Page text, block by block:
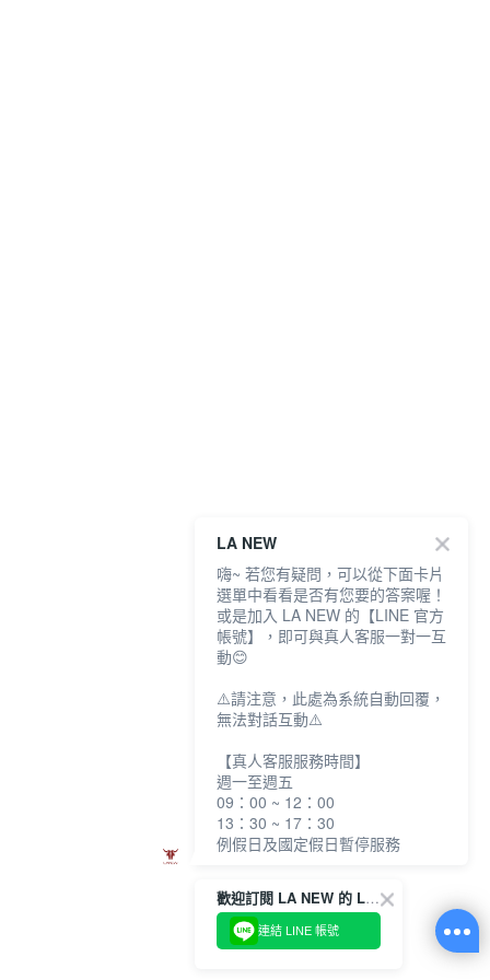
歡迎訂閱 LA NEW 的 LINE 官方帳號
連結 LINE 帳號
LA NEW
嗨~ 若您有疑問，可以從下面卡片
選單中看看是否有您要的答案喔！
或是加入 LA NEW 的【LINE 官方
帳號】，即可與真人客服一對一互
動😊
⚠️請注意，此處為系統自動回覆，
無法對話互動⚠️
【真人客服服務時間】
週一至週五
09：00 ~ 12：00
13：30 ~ 17：30
例假日及國定假日暫停服務